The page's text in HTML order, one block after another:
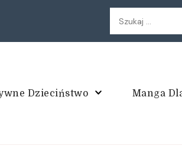
Szukaj:
Dzieciństwo Manga